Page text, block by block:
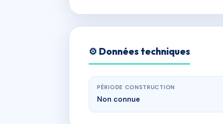
⚙️ Données techniques
PÉRIODE CONSTRUCTION
Non connue